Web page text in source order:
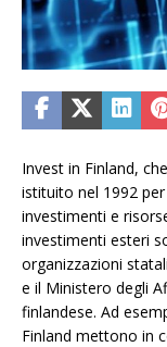
Invest in Finland,
istituito nel 1992
investimenti e
investimenti esteri
organizzazioni
e il Ministero degli
finlandese. Ad
Finland mettono in